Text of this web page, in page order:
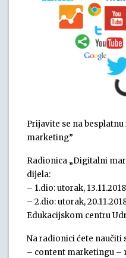
Prijavite se na
marketing”
Radionica „Digitalni
dijela:
– 1.dio: utorak,
– 2.dio: utorak,
Edukacijskom centru
Na radionici ćete naučiti
– content marketingu –